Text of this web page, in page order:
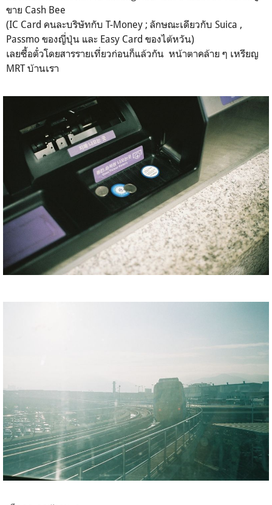
ปูซานเราเลือกพักกับ Airbnb โฮสแนะนำว่าให้เดินทางด้วยรถไฟ
นี่ก็เชื่อเขา
ขาย Cash Bee
(IC Card คนละบริษัทกับ T-Money ; ลักษณะเดียวกับ Suica ,
Passmo ของญี่ปุ่น และ Easy Card ของไต้หวัน)
เลยซื้อตั๋วโดยสารรายเที่ยวก่อนก็แล้วกัน หน้าตาคล้าย ๆ เหรียญ
MRT บ้านเรา